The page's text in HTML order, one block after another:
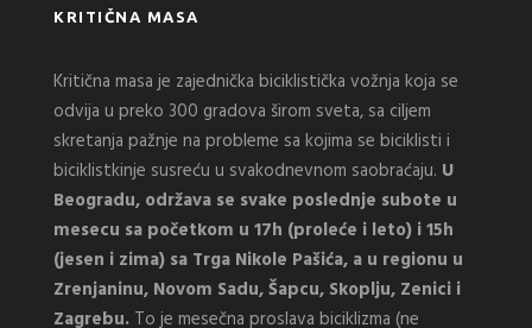
KRITIČNA MASA
Kritična masa je zajednička biciklistička vožnja koja se
odvija u preko 300 gradova širom sveta, sa ciljem
skretanja pažnje na probleme sa kojima se biciklisti i
biciklistkinje susreću u svakodnevnom saobraćaju. U
Beogradu, održava se svake poslednje subote u
mesecu sa početkom u 17h (proleće i leto) i 15h
(jesen i zima) sa Trga Nikole Pašića, a u regionu u
Zrenjaninu, Novom Sadu, Šapcu, Skoplju, Zenici i
Zagrebu. To je mesečna proslava biciklizma (ne